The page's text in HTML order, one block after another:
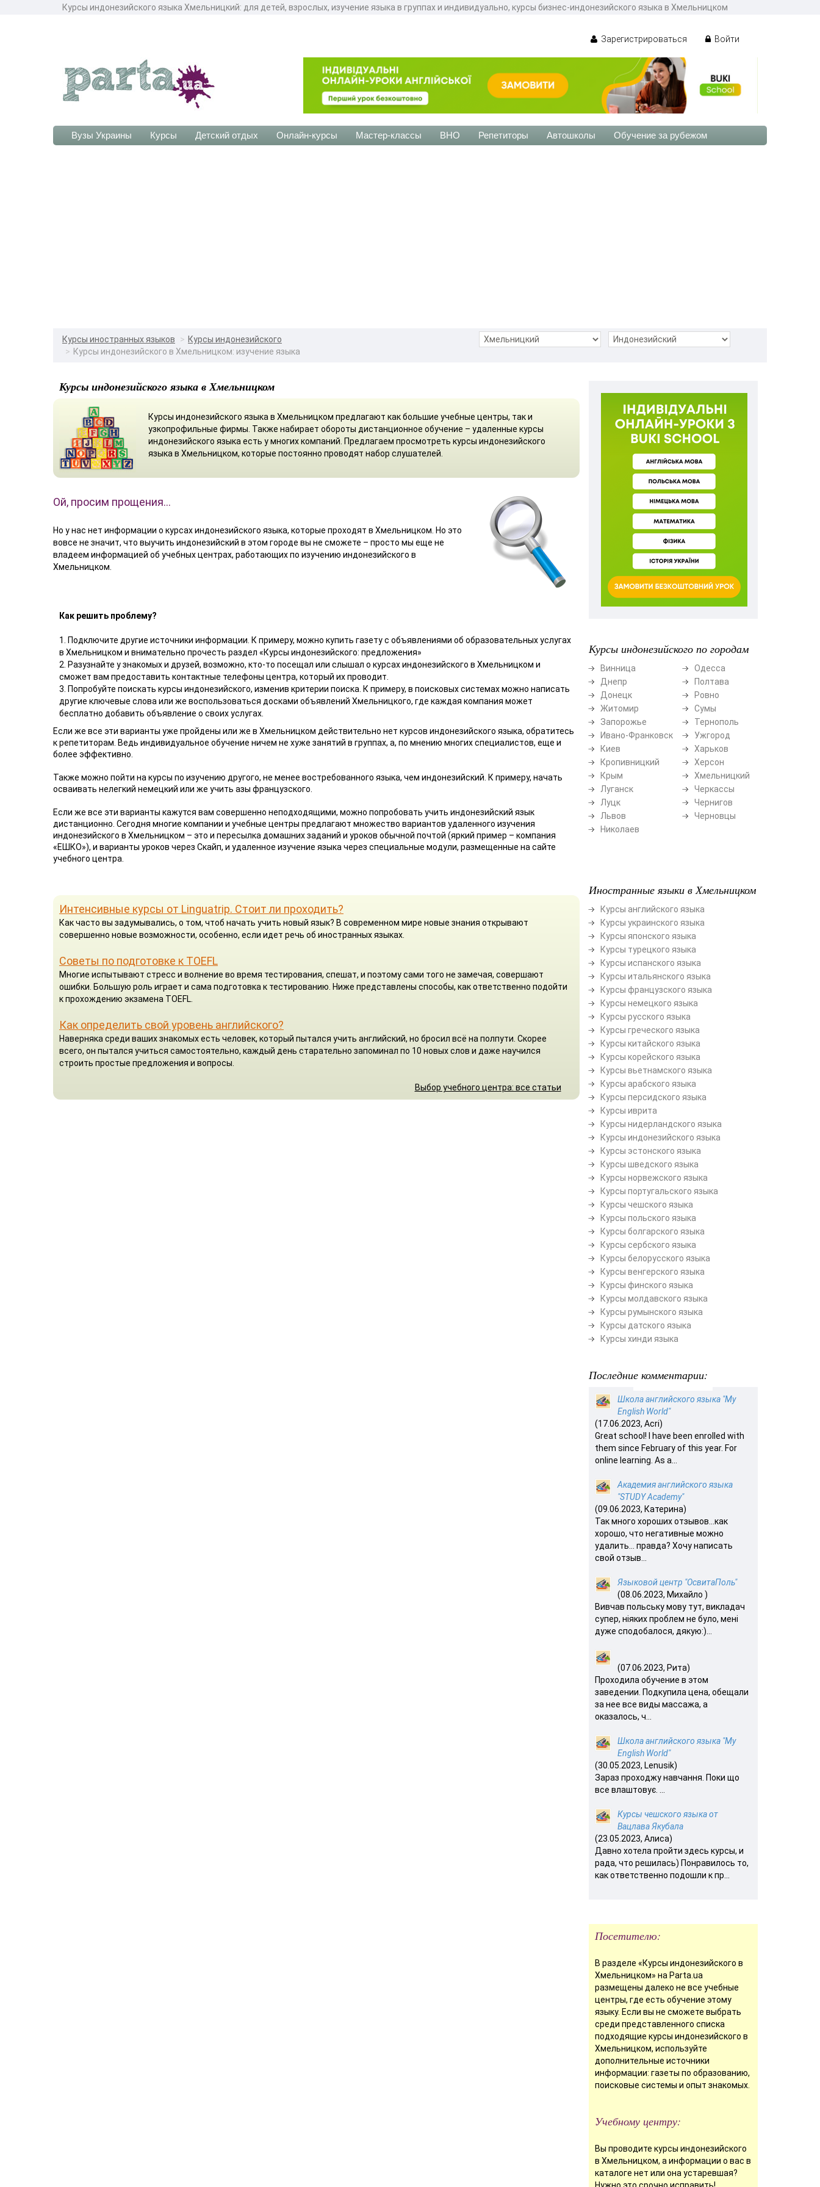
Курсы индонезийского языка Хмельницкий: для детей, взрослых, изучение языка в группах и индивидуально, курсы бизнес-индонезийского языка в Хмельницком
Зарегистрироваться Войти
Вузы Украины Курсы Детский отдых Онлайн-курсы Мастер-классы ВНО Репетиторы Автошколы Обучение за рубежом
Курсы иностранных языков
Курсы индонезийского
Курсы индонезийского в Хмельницком: изучение языка
Курсы индонезийского языка в Хмельницком
Курсы индонезийского языка в Хмельницком предлагают как большие учебные центры, так и
узкопрофильные фирмы. Также набирает обороты дистанционное обучение – удаленные курсы
индонезийского языка есть у многих компаний. Предлагаем просмотреть курсы индонезийского
языка в Хмельницком, которые постоянно проводят набор слушателей.
Ой, просим прощения…
Но у нас нет информации о курсах индонезийского языка, которые проходят в Хмельницком. Но это
вовсе не значит, что выучить индонезийский в этом городе вы не сможете – просто мы еще не
владеем информацией об учебных центрах, работающих по изучению индонезийского в
Хмельницком.
Как решить проблему?
1. Подключите другие источники информации. К примеру, можно купить газету с объявлениями об образовательных услугах
в Хмельницком и внимательно прочесть раздел «Курсы индонезийского: предложения»
2. Разузнайте у знакомых и друзей, возможно, кто-то посещал или слышал о курсах индонезийского в Хмельницком и
сможет вам предоставить контактные телефоны центра, который их проводит.
3. Попробуйте поискать курсы индонезийского, изменив критерии поиска. К примеру, в поисковых системах можно написать
другие ключевые слова или же воспользоваться досками объявлений Хмельницкого, где каждая компания может
бесплатно добавить объявление о своих услугах.
Если же все эти варианты уже пройдены или же в Хмельницком действительно нет курсов индонезийского языка, обратитесь
к репетиторам. Ведь индивидуальное обучение ничем не хуже занятий в группах, а, по мнению многих специалистов, еще и
более эффективно.
Также можно пойти на курсы по изучению другого, не менее востребованного языка, чем индонезийский. К примеру, начать
осваивать нелегкий немецкий или же учить азы французского.
Если же все эти варианты кажутся вам совершенно неподходящими, можно попробовать учить индонезийский язык
дистанционно. Сегодня многие компании и учебные центры предлагают множество вариантов удаленного изучения
индонезийского в Хмельницком – это и пересылка домашних заданий и уроков обычной почтой (яркий пример – компания
«ЕШКО»), и варианты уроков через Скайп, и удаленное изучение языка через специальные модули, размещенные на сайте
учебного центра.
Интенсивные курсы от Linguatrip. Стоит ли проходить?
Как часто вы задумывались, о том, чтоб начать учить новый язык? В современном мире новые знания открывают
совершенно новые возможности, особенно, если идет речь об иностранных языках.
Советы по подготовке к TOEFL
Многие испытывают стресс и волнение во время тестирования, спешат, и поэтому сами того не замечая, совершают
ошибки. Большую роль играет и сама подготовка к тестированию. Ниже представлены способы, как ответственно подойти
к прохождению экзамена TOEFL.
Как определить свой уровень английского?
Наверняка среди ваших знакомых есть человек, который пытался учить английский, но бросил всё на полпути. Скорее
всего, он пытался учиться самостоятельно, каждый день старательно запоминал по 10 новых слов и даже научился
строить простые предложения и вопросы.
Выбор учебного центра: все статьи
Курсы индонезийского по городам
Винница
Днепр
Донецк
Житомир
Запорожье
Ивано-Франковск
Киев
Кропивницкий
Крым
Луганск
Луцк
Львов
Николаев
Одесса
Полтава
Ровно
Сумы
Тернополь
Ужгород
Харьков
Херсон
Хмельницкий
Черкассы
Чернигов
Черновцы
Иностранные языки в Хмельницком
Курсы английского языка
Курсы украинского языка
Курсы японского языка
Курсы турецкого языка
Курсы испанского языка
Курсы итальянского языка
Курсы французского языка
Курсы немецкого языка
Курсы русского языка
Курсы греческого языка
Курсы китайского языка
Курсы корейского языка
Курсы вьетнамского языка
Курсы арабского языка
Курсы персидского языка
Курсы иврита
Курсы нидерландского языка
Курсы индонезийского языка
Курсы эстонского языка
Курсы шведского языка
Курсы норвежского языка
Курсы португальского языка
Курсы чешского языка
Курсы польского языка
Курсы болгарского языка
Курсы сербского языка
Курсы белорусского языка
Курсы венгерского языка
Курсы финского языка
Курсы молдавского языка
Курсы румынского языка
Курсы датского языка
Курсы хинди языка
Последние комментарии:
Школа английского языка "My
English World"
(17.06.2023, Acri)
Great school! I have been enrolled with
them since February of this year. For
online learning. As a...
Академия английского языка
"STUDY Academy"
(09.06.2023, Катерина)
Так много хороших отзывов…как
хорошо, что негативные можно
удалить… правда? Хочу написать
свой отзыв...
Языковой центр "ОсвитаПоль"
(08.06.2023, Михайло )
Вивчав польську мову тут, викладач
супер, ніяких проблем не було, мені
дуже сподобалося, дякую:)...
(07.06.2023, Рита)
Проходила обучение в этом
заведении. Подкупила цена, обещали
за нее все виды массажа, а
оказалось, ч...
Школа английского языка "My
English World"
(30.05.2023, Lenusik)
Зараз проходжу навчання. Поки що
все влаштовує. ...
Курсы чешского языка от
Вацлава Якубала
(23.05.2023, Алиса)
Давно хотела пройти здесь курсы, и
рада, что решилась) Понравилось то,
как ответственно подошли к пр...
Посетителю:
В разделе «Курсы индонезийского в
Хмельницком» на Parta.ua
размещены далеко не все учебные
центры, где есть обучение этому
языку. Если вы не сможете выбрать
среди представленного списка
подходящие курсы индонезийского в
Хмельницком, используйте
дополнительные источники
информации: газеты по образованию,
поисковые системы и опыт знакомых.
Учебному центру:
Вы проводите курсы индонезийского
в Хмельницком, а информации о вас в
каталоге нет или она устаревшая?